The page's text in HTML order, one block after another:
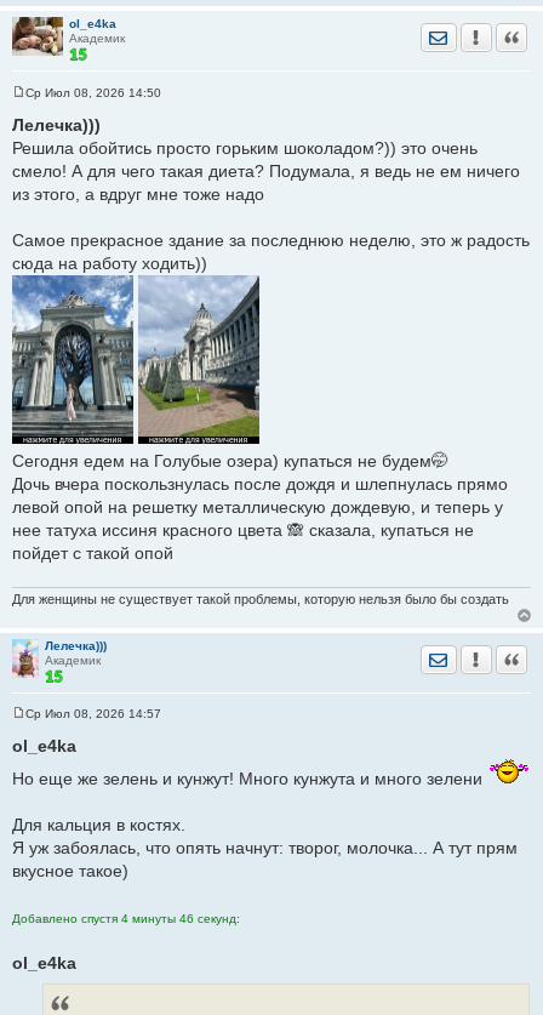
ol_e4ka
Академик
Отправить
о
б
е
н
Ср Июл 08, 2026 14:50
Лелечка)))
Решила обойтись просто горьким шоколадом?)) это очень
смело! А для чего такая диета? Подумала, я ведь не ем ничего
из этого, а вдруг мне тоже надо
Самое прекрасное здание за последнюю неделю, это ж радость
сюда на работу ходить))
Сегодня едем на Голубые озера) купаться не будем🤭
Дочь вчера поскользнулась после дождя и шлепнулась прямо
левой опой на решетку металлическую дождевую, и теперь у
нее татуха иссиня красного цвета 🙈 сказала, купаться не
пойдет с такой опой
Для женщины не существует такой проблемы, которую нельзя было бы создать
Лелечка)))
Академик
Отправить
о
о
щ
и
Ср Июл 08, 2026 14:57
ol_e4ka
Но еще же зелень и кунжут! Много кунжута и много зелени
Для кальция в костях.
Я уж забоялась, что опять начнут: творог, молочка... А тут прям
вкусное такое)
Добавлено спустя 4 минуты 46 секунд:
ol_e4ka